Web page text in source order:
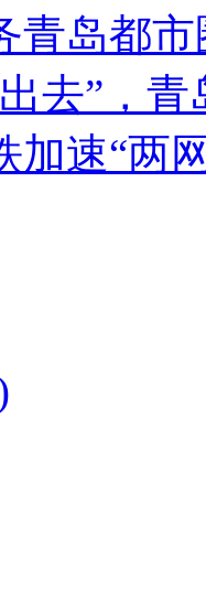
青岛都
去”，
加速“两